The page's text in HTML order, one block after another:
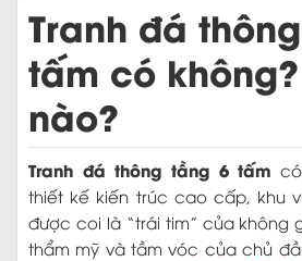
Tranh đá
tấm có
nào?
Tranh đá thông tầng 6 tấm
thiết kế kiến trúc cao cấp, khu
được coi là “trái tim” của không
thẩm mỹ và tầm vóc của chủ